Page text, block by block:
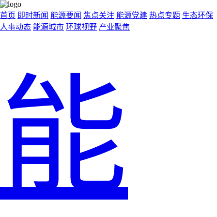
首页 即时新闻 能源要闻 焦点关注 能源党建 热点专题 生态环保
人事动态 能源城市 环球视野 产业聚焦
能